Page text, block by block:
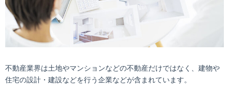
不動産業界は土地やマンションなどの不動産だけではなく、建物や
住宅の設計・建設などを行う企業などが含まれています。